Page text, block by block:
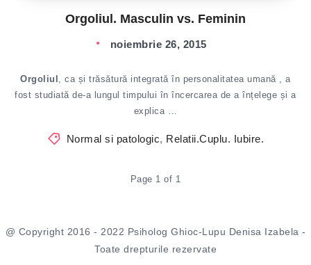
Orgoliul. Masculin vs. Feminin
noiembrie 26, 2015
Orgoliul , ca și trăsătură integrată în personalitatea umană , a
fost studiată de-a lungul timpului în încercarea de a înțelege și a
explica …
Normal si patologic, Relatii.Cuplu. Iubire.
Page 1 of 1
@ Copyright 2016 - 2022 Psiholog Ghioc-Lupu Denisa Izabela -
Toate drepturile rezervate